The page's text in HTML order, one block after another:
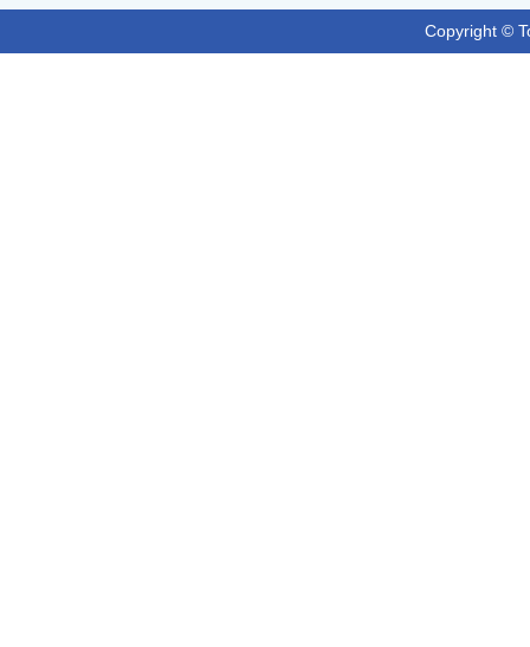
Copyright ©